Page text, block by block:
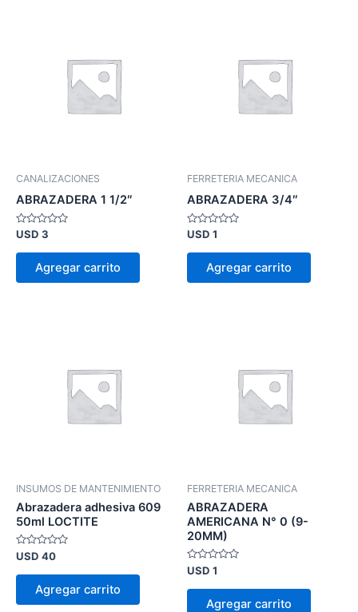
CANALIZACIONES
ABRAZADERA 1 1/2″
Valorado
0
USD 3
Agregar carrito
FERRETERIA MECANICA
ABRAZADERA 3/4″
Valorado
0
USD 1
Agregar carrito
INSUMOS DE MANTENIMIENTO
Abrazadera adhesiva 609
50ml LOCTITE
Valorado
en
0
USD 40
Agregar carrito
FERRETERIA MECANICA
ABRAZADERA
AMERICANA N° 0 (9-
20MM)
Valorado
en
0
USD 1
Agregar carrito